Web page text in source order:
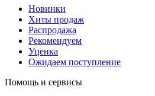
Новинки
Хиты продаж
Распродажа
Рекомендуем
Уценка
Ожидаем поступление
Помощь и сервисы